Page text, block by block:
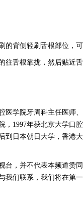
背侧轻刷舌根部位，可
舌根靠拢，然后贴近舌
学院牙周科主任医师
，1997年获北京大学口
到日本朝日大学，香港
台，并不代表本频道赞
我们联系，我们将在第